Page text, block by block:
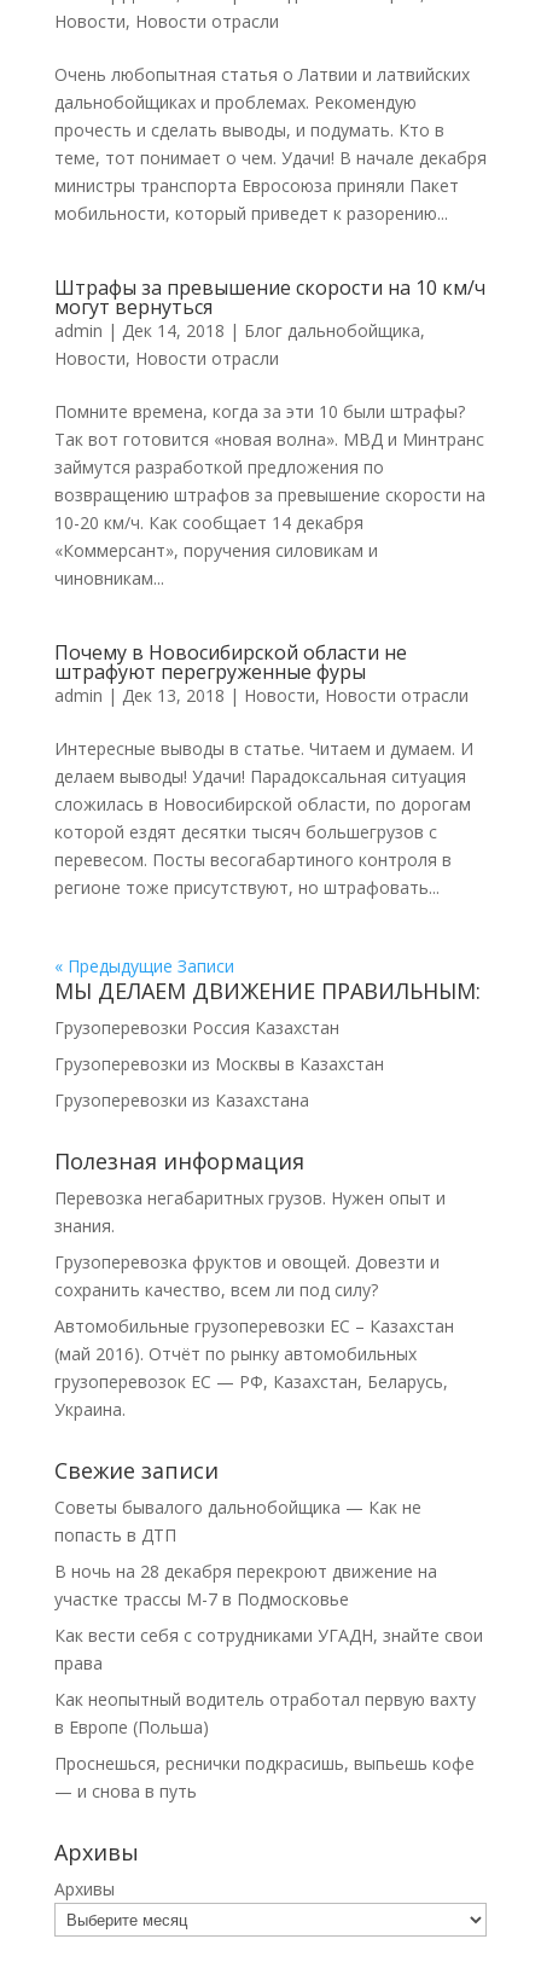
Новости, Новости отрасли
Очень любопытная статья о Латвии и латвийских
дальнобойщиках и проблемах. Рекомендую
прочесть и сделать выводы, и подумать. Кто в
теме, тот понимает о чем. Удачи! В начале декабря
министры транспорта Евросоюза приняли Пакет
мобильности, который приведет к разорению...
Штрафы за превышение скорости на 10 км/ч
могут вернуться
admin | Дек 14, 2018 | Блог дальнобойщика,
Новости, Новости отрасли
Помните времена, когда за эти 10 были штрафы?
Так вот готовится «новая волна». МВД и Минтранс
займутся разработкой предложения по
возвращению штрафов за превышение скорости на
10-20 км/ч. Как сообщает 14 декабря
«Коммерсант», поручения силовикам и
чиновникам...
Почему в Новосибирской области не
штрафуют перегруженные фуры
admin | Дек 13, 2018 | Новости, Новости отрасли
Интересные выводы в статье. Читаем и думаем. И
делаем выводы! Удачи! Парадоксальная ситуация
сложилась в Новосибирской области, по дорогам
которой ездят десятки тысяч большегрузов с
перевесом. Посты весогабартиного контроля в
регионе тоже присутствуют, но штрафовать...
« Предыдущие Записи
МЫ ДЕЛАЕМ ДВИЖЕНИЕ ПРАВИЛЬНЫМ:
Грузоперевозки Россия Казахстан
Грузоперевозки из Москвы в Казахстан
Грузоперевозки из Казахстана
Полезная информация
Перевозка негабаритных грузов. Нужен опыт и
знания.
Грузоперевозка фруктов и овощей. Довезти и
сохранить качество, всем ли под силу?
Автомобильные грузоперевозки ЕС – Казахстан
(май 2016). Отчёт по рынку автомобильных
грузоперевозок ЕС — РФ, Казахстан, Беларусь,
Украина.
Свежие записи
Советы бывалого дальнобойщика — Как не
попасть в ДТП
В ночь на 28 декабря перекроют движение на
участке трассы М-7 в Подмосковье
Как вести себя с сотрудниками УГАДН, знайте свои
права
Как неопытный водитель отработал первую вахту
в Европе (Польша)
Проснешься, реснички подкрасишь, выпьешь кофе
— и снова в путь
Архивы
Архивы